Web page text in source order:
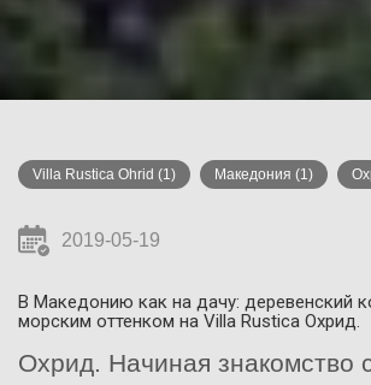
Villa Rustica Ohrid (1) Македония (1)
2019-05-19
В Македонию как на дачу: деревенский
морским оттенком на Villa Rustica Охрид.
Охрид. Начиная знакомство